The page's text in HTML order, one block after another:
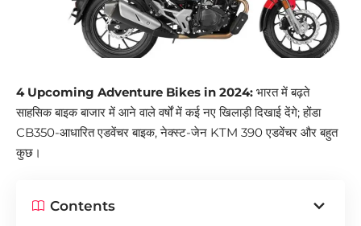
4 Upcoming Adventure Bikes in 2024: भारत में बढ़ते
साहसिक बाइक बाजार में आने वाले वर्षों में कई नए खिलाड़ी दिखाई देंगे; होंडा
CB350-आधारित एडवेंचर बाइक, नेक्स्ट-जेन KTM 390 एडवेंचर और बहुत
कुछ।
Contents